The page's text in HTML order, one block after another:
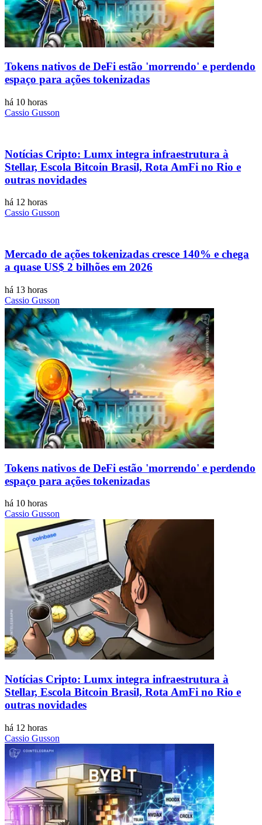
Tokens nativos de DeFi estão 'morrendo' e perdendo
espaço para ações tokenizadas
há 10 horas
Cassio Gusson
Notícias Cripto: Lumx integra infraestrutura à
Stellar, Escola Bitcoin Brasil, Rota AmFi no Rio e
outras novidades
há 12 horas
Cassio Gusson
Mercado de ações tokenizadas cresce 140% e chega
a quase US$ 2 bilhões em 2026
há 13 horas
Cassio Gusson
Tokens nativos de DeFi estão 'morrendo' e perdendo
espaço para ações tokenizadas
há 10 horas
Cassio Gusson
Notícias Cripto: Lumx integra infraestrutura à
Stellar, Escola Bitcoin Brasil, Rota AmFi no Rio e
outras novidades
há 12 horas
Cassio Gusson